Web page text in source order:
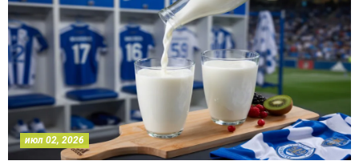
июл 02, 2026